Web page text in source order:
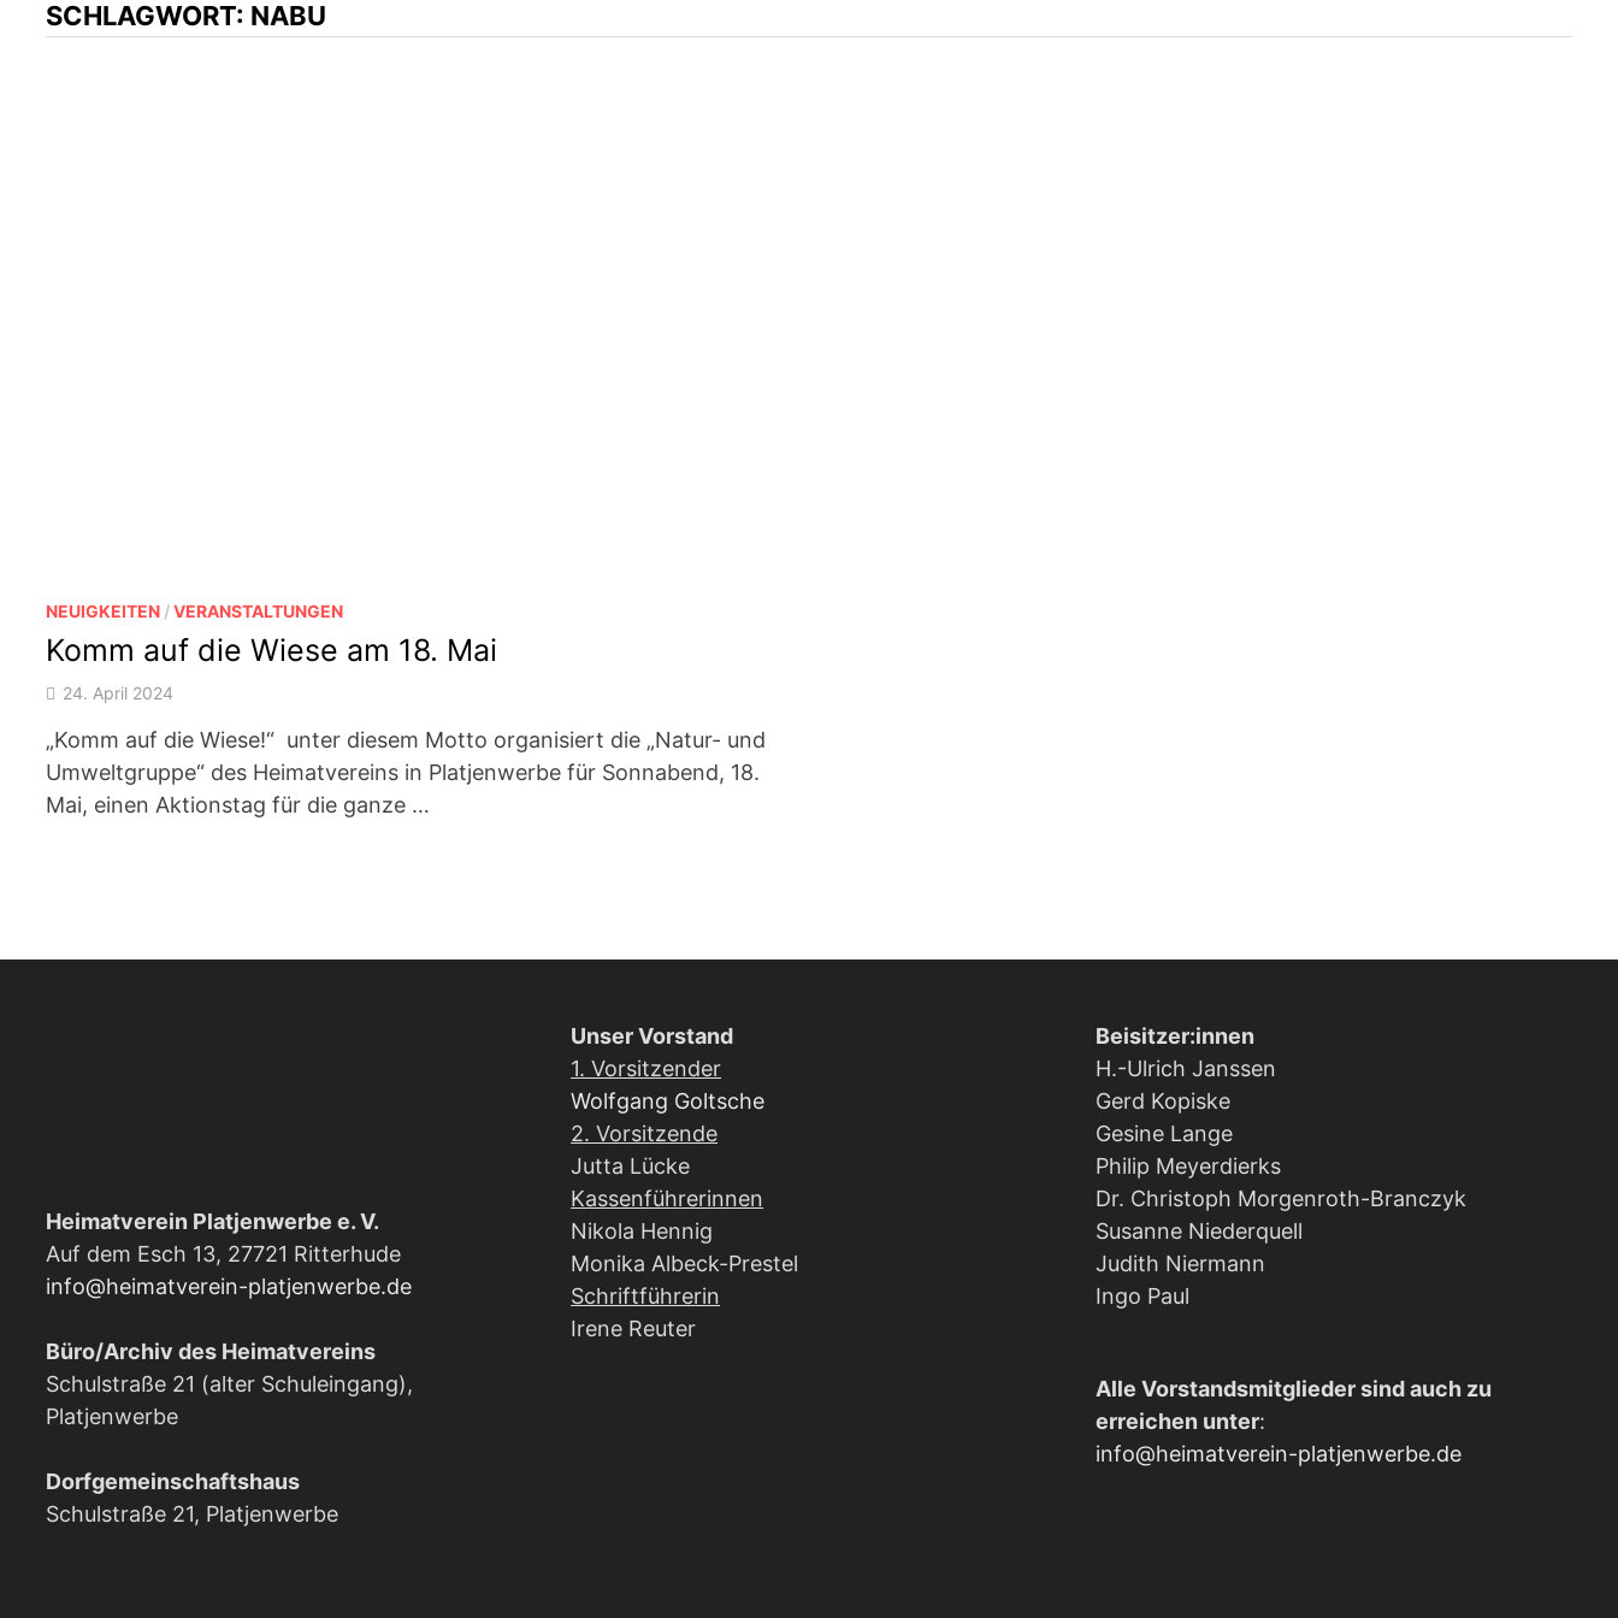
SCHLAGWORT: NABU
NEUIGKEITEN /VERANSTALTUNGEN
Komm auf die Wiese am 18. Mai
24. April 2024
„Komm auf die Wiese!“ unter diesem Motto organisiert die „Natur- und
Umweltgruppe“ des Heimatvereins in Platjenwerbe für Sonnabend, 18.
Mai, einen Aktionstag für die ganze …
Heimatverein Platjenwerbe e. V.
Auf dem Esch 13, 27721 Ritterhude
info@heimatverein-platjenwerbe.de
Büro/Archiv des Heimatvereins
Schulstraße 21 (alter Schuleingang),
Platjenwerbe
Dorfgemeinschaftshaus
Schulstraße 21, Platjenwerbe
Unser Vorstand
1. Vorsitzender
Wolfgang Goltsche
2. Vorsitzende
Jutta Lücke
Kassenführerinnen
Nikola Hennig
Monika Albeck-Prestel
Schriftführerin
Irene Reuter
Beisitzer:innen
H.-Ulrich Janssen
Gerd Kopiske
Gesine Lange
Philip Meyerdierks
Dr. Christoph Morgenroth-Branczyk
Susanne Niederquell
Judith Niermann
Ingo Paul
Alle Vorstandsmitglieder sind auch zu
erreichen unter:
info@heimatverein-platjenwerbe.de